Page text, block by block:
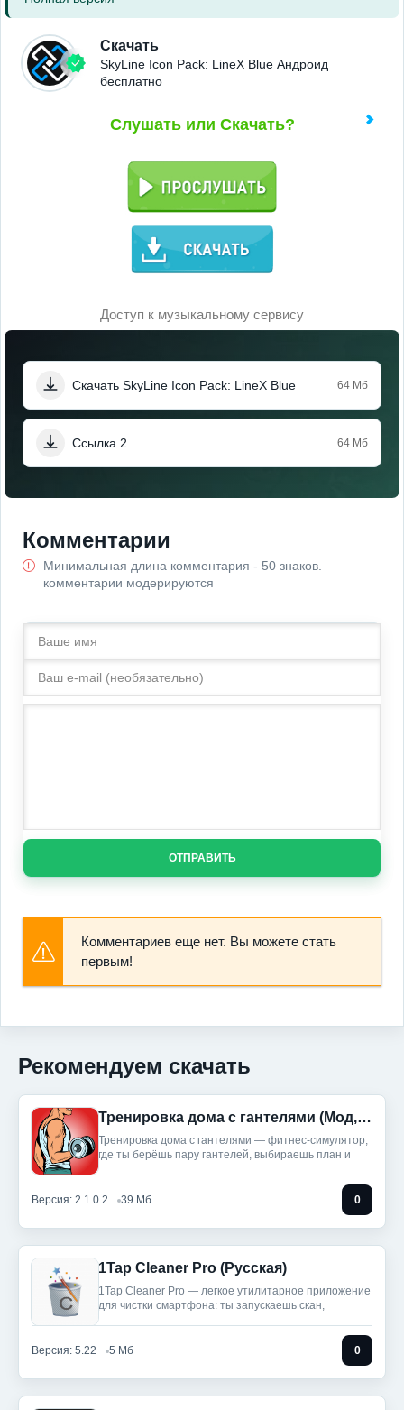
Скачать
SkyLine Icon Pack: LineX Blue Андроид
бесплатно
Слушать или Скачать?
Доступ к музыкальному сервису
Скачать SkyLine Icon Pack: LineX Blue 64 Мб
Ссылка 2 64 Мб
Комментарии
Минимальная длина комментария - 50 знаков.
комментарии модерируются
ОТПРАВИТЬ
Комментариев еще нет. Вы можете стать
первым!
Рекомендуем скачать
Тренировка дома с гантелями (Мод, Unlocked)
Тренировка дома с гантелями — фитнес‑симулятор,
где ты берёшь пару гантелей, выбираешь план и
Версия: 2.1.0.2 39 Мб 0
1Tap Cleaner Pro (Русская)
1Tap Cleaner Pro — легкое утилитарное приложение
для чистки смартфона: ты запускаешь скан,
Версия: 5.22 5 Мб 0